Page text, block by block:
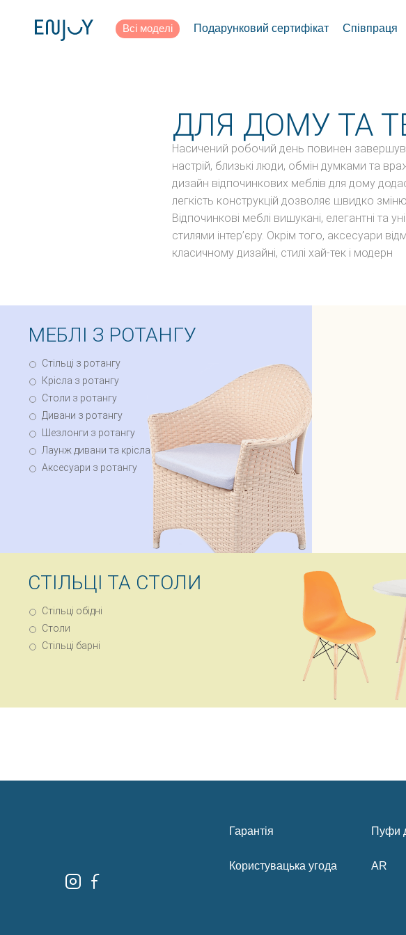
Всі моделі Подарунковий сертифікат Співпраця
ДЛЯ ДОМУ ТА
Насичений робочий день повинен
настрій, близькі люди, обмін думками та
дизайн відпочинкових меблів для дому
легкість конструкцій дозволяє швидко
Відпочинкові меблі вишукані, елегантні та
стилями інтер’єру. Окрім того, аксесуари
класичному дизайні, стилі хай-тек і модерн
МЕБЛІ З РОТАНГУ
Стільці з ротангу
Крісла з ротангу
Столи з ротангу
Дивани з ротангу
Шезлонги з ротангу
Лаунж дивани та крісла
Аксесуари з ротангу
СТІЛЬЦІ ТА СТОЛИ
Стільці обідні
Столи
Стільці барні
Гарантія
Користувацька угода
Пуфи
AR